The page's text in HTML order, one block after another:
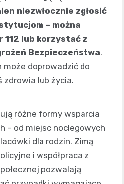
niezwłocznie zgłosić
– można
112 lub korzystać z
Bezpieczeństwa.
doprowadzić do
lub życia.
różne formy wsparcia
– od miejsc noclegowych
dla rodzin. Zimą
i współpraca z
pozwalają